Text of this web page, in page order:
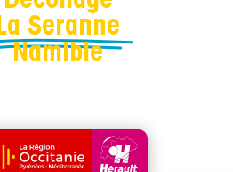
La Seranne
Namibie